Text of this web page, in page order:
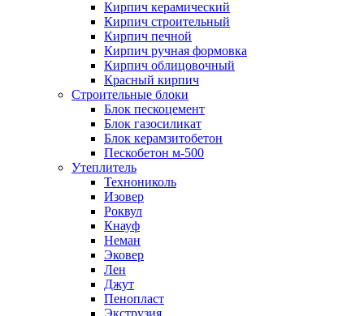
Кирпич керамический
Кирпич строительный
Кирпич печной
Кирпич ручная формовка
Кирпич облицовочный
Красный кирпич
Строительные блоки
Блок пескоцемент
Блок газосиликат
Блок керамзитобетон
Пескобетон м-500
Утеплитель
Технониколь
Изовер
Роквул
Кнауф
Неман
Эковер
Лен
Джут
Пенопласт
Экструзия